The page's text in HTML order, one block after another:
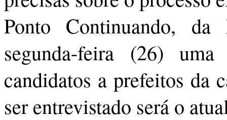
Ponto Continuando,
segunda-feira (26)
candidatos a prefeitos da
ser entrevistado será o